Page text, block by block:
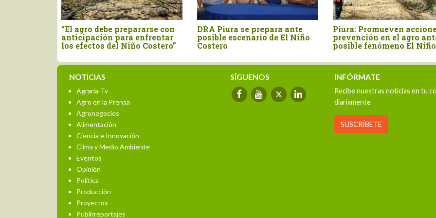
“El agro debe prepararse con
anticipación para enfrentar
los efectos del Niño Costero”
DRA Piura se prepara ante
posible escenario de El Niño
Costero
Piura: Promueven
prevención en el agro
posible fenómeno El Niño
NOTICIAS
Agraria-Tv
Agro en la Prensa
Agronegocios
Alimentación
Ciencia e Innovación
Clima y Medio Ambiente
Eventos
Opinión
Política
Producción
Proyectos
Publirreportajes
SÍGUENOS INFÓRMATE
Recibe nuestras noticias en tu
diariamente
SUSCRÍBETE